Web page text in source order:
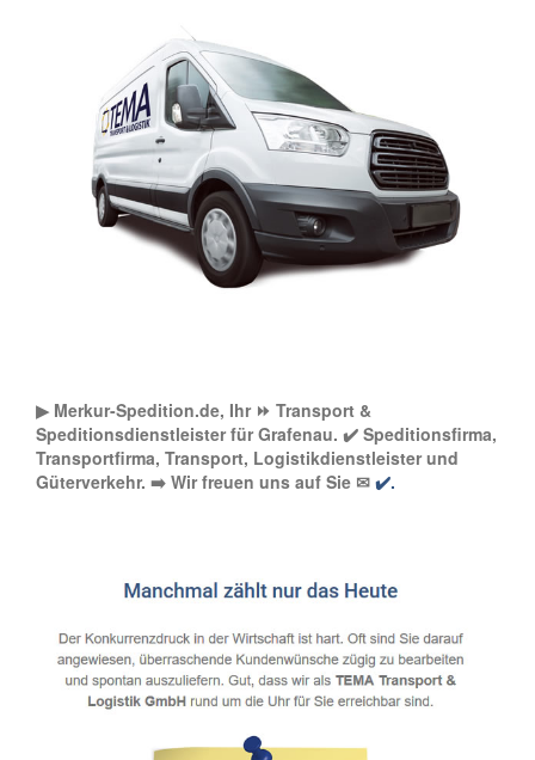
▶︎ Merkur-Spedition.de, Ihr ⏩ Transport &
Speditionsdienstleister für Grafenau. ✔️ Speditionsfirma,
Transportfirma, Transport, Logistikdienstleister und
Güterverkehr. ➡️ Wir freuen uns auf Sie ✉ ✔️.